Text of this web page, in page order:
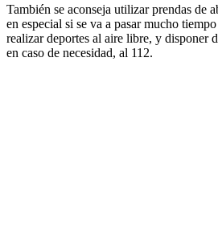
También se aconseja utilizar prendas de
en especial si se va a pasar mucho
realizar deportes al aire libre, y disponer
en caso de necesidad, al 112.